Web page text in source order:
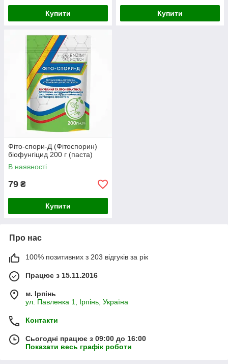
Купити Купити
Фіто-спори-Д (Фітоспорин)
біофунгіцид 200 г (паста)
В наявності
79 ₴
Купити
Про нас
100% позитивних з 203 відгуків за рік
Працює з 15.11.2016
м. Ірпінь
ул. Павленка 1, Ірпінь, Україна
Контакти
Сьогодні працює з 09:00 до 16:00
Показати весь графік роботи